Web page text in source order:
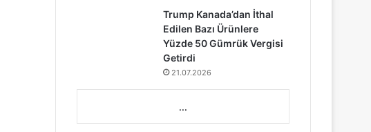
Trump Kanada’dan İthal
Edilen Bazı Ürünlere
Yüzde 50 Gümrük Vergisi
Getirdi
21.07.2026
...